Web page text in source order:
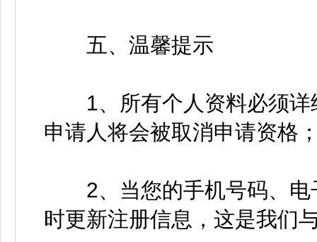
五、温馨提示
1、所有个人资料必须详
申请人将会被取消申请资格
2、当您的手机号码、电
时更新注册信息，这是我们